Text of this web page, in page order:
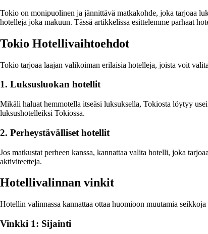
Tokio on monipuolinen ja jännittävä matkakohde, joka tarjoaa
hotelleja joka makuun. Tässä artikkelissa esittelemme parhaat
Tokio Hotellivaihtoehdot
Tokio tarjoaa laajan valikoiman erilaisia hotelleja, joista voit
1. Luksusluokan hotellit
Mikäli haluat hemmotella itseäsi luksuksella, Tokiosta löytyy
luksushotelleiksi Tokiossa.
2. Perheystävälliset hotellit
Jos matkustat perheen kanssa, kannattaa valita hotelli, joka
aktiviteetteja.
Hotellivalinnan vinkit
Hotellin valinnassa kannattaa ottaa huomioon muutamia
Vinkki 1: Sijainti